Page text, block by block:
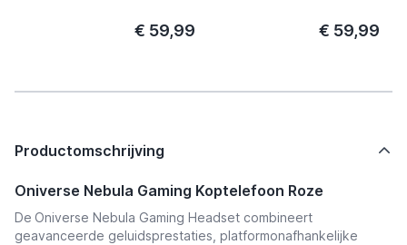
€ 59,99 € 59,99
Productomschrijving
Oniverse Nebula Gaming Koptelefoon Roze
De Oniverse Nebula Gaming Headset combineert
geavanceerde geluidsprestaties, platformonafhankelijke